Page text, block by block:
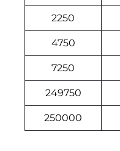
2250
4750
7250
249750
250000